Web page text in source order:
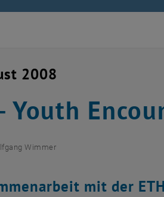
2008
Youth
Wimmer
mit der